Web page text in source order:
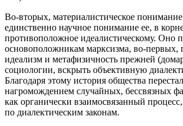
Во-вторых, материалистическое
единственно научное понимание ее, в
противоположное идеалистическому. Оно
основоположникам марксизма, во-первых,
идеализм и метафизичность прежней
социологии, вскрыть объективную
Благодаря этому история общества
нагромождением случайных, бессвязных
как органически взаимосвязанный
по диалектическим законам.